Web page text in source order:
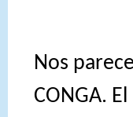
Nos
CONGA.